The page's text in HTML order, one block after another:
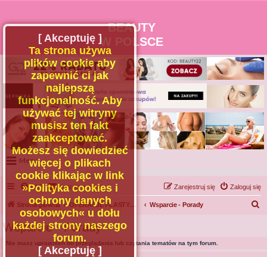
BEAUTY
W POLSCE
Menu
Portal
Facebook
Regulamin
Zapytaj administratora
Kontakt
FAQ Kontakt z nami Zaloguj się
Zarejestruj się
Strona główna OPERACJE PLASTYCZNE - OGÓLNE Wsparcie - Porady
Wsparcie - Porady
Nie masz uprawnień do przeglądania lub czytania tematów na tym forum.
[ Akceptuję ]
Ta strona używa
plików cookie aby
zapewnić ci jak
najlepszą
funkcjonalność. Aby
używać tej witryny
musisz ten fakt
zaakceptować.
Możesz się dowiedzieć
więcej o plikach
cookie klikając w link
»Polityka cookies i
ochrony danych
osobowych« u dołu
każdej strony naszego
forum.
[ Akceptuję ]